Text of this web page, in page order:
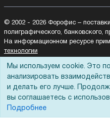
© 2002 - 2026 Форофис –
полиграфического, банковского,
На информационном ресурсе
технологии
соответствуетполитике
Политика обработки
Согласие на обработку
Мы используем cookie. Это
анализировать
и делать его лучше.
вы соглашаетесь с
Подробнее